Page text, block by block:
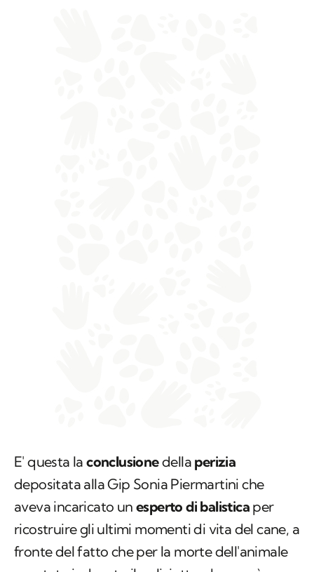
E' questa laconclusionedella perizia
depositata alla Gip Sonia Piermartini che
aveva incaricato un esperto di balistica per
ricostruire gli ultimi momenti di vita del cane, a
fronte del fatto che per la morte dell'animale